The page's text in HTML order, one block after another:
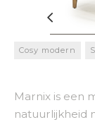
Cosy modern
Marnix is een
natuurlijkheid